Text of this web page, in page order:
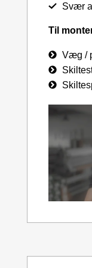
Svær
Til
Væg /